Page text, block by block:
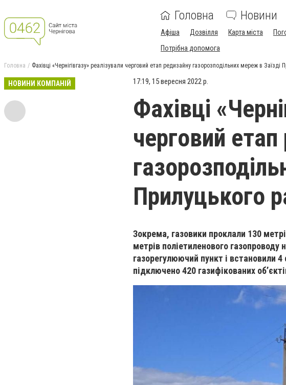
Головна Новини
Афіша Дозвілля Карта міста
Потрібна допомога
Головна Фахівці «Чернігівгазу» реалізували черговий етап редизайну газорозподільних мереж в Заїзді
НОВИНИ КОМПАНІЙ 17:19, 15 вересня 2022 р.
Фахівці
черговий
Прилуцького
Зокрема, газовики проклали 130
метрів поліетиленового газопроводу
газорегулюючий пункт і встановили
підключено 420 газифікованих